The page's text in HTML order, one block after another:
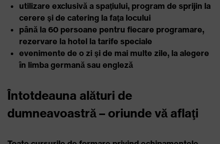
utilizare exclusivă a spaţiului, program de sprijin la
cerere şi de catering la faţa locului
până la 60 persoane pentru fiecare programare,
rezervare la hotel la tarife speciale
evenimente de o zi şi de mai multe zile, la alegere
în limba germană sau engleză
Întotdeauna alături de
dumneavoastră – oriunde vă aflaţi